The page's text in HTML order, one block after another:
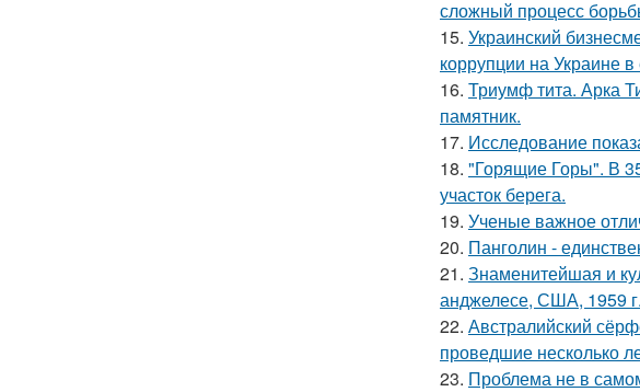
сложный процесс
15. Украинский
коррупции на Украине
16. Триумф тита. Арка
памятник.
17. Исследование
18. "Горящие Горы". В
участок берега.
19. Ученые важное
20. Панголин -
21. Знаменитейшая и
анджелесе, США, 1959
22. Австралийский
проведшие несколько
23. Проблема не в